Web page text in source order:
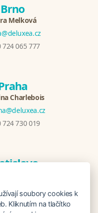
Brno
Melková
724 065 777
Charlebois
724 730 019
948 759 074
soubory cookies k
Kliknutím na tlačítko